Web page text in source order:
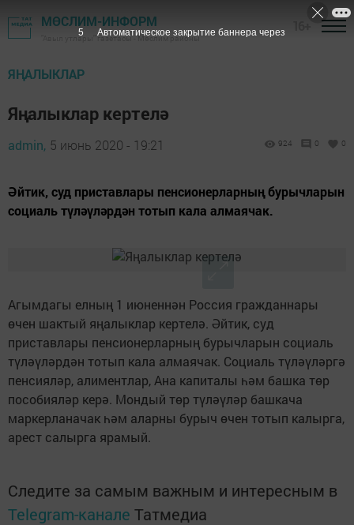
МӨСЛИМ-ИНФОРМ
"Авыл утлары" газетасы - Мөслим районы
ЯҢАЛЫКЛАР
Яңалыклар кертелә
admin, 5 июнь 2020 - 19:21 924 0 0
Әйтик, суд приставлары пенсионерларның бурычларын
социаль түләүләрдән тотып кала алмаячак.
Агымдагы елның 1 июненнән Россия гражданнары
өчен шактый яңалыклар кертелә. Әйтик, суд
приставлары пенсионерларның бурычларын социаль
түләүләрдән тотып кала алмаячак. Социаль түләүләргә
пенсияләр, алиментлар, Ана капиталы һәм башка төр
пособияләр керә. Мондый төр түләүләр башкача
маркерланачак һәм аларны бурыч өчен тотып калырга,
арест салырга ярамый.
Следите за самым важным и интересным в
Telegram-канале Татмедиа
4 Автоматическое закрытие баннера через